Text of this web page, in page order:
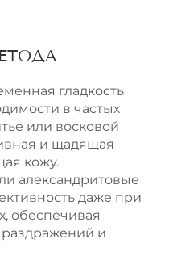
гладкость
в частых
или восковой
и щадящая
кожу.
александритовые
даже при
обеспечивая
и